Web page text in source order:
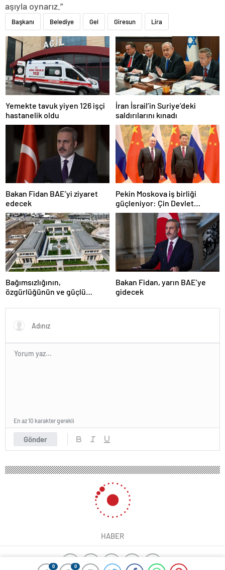
0 0
aşıyla oynarız.”
Başkanı Belediye Gel Giresun Lira
Yemekte tavuk yiyen 126 işçi
hastanelik oldu
İran İsrail’in Suriye’deki
saldırılarını kınadı
Bakan Fidan BAE’yi ziyaret
edecek
Pekin Moskova iş birliği
güçleniyor: Çin Devlet
Başkanı Zafer Günü için
Rusya’da olacak
Bağımsızlığının,
özgürlüğünün ve güçlü
Türkiye’den Yavru Vatan’a dev
eserler…
Bakan Fidan, yarın BAE’ye
gidecek
Gönder
En az 10 karakter gerekli
HABER